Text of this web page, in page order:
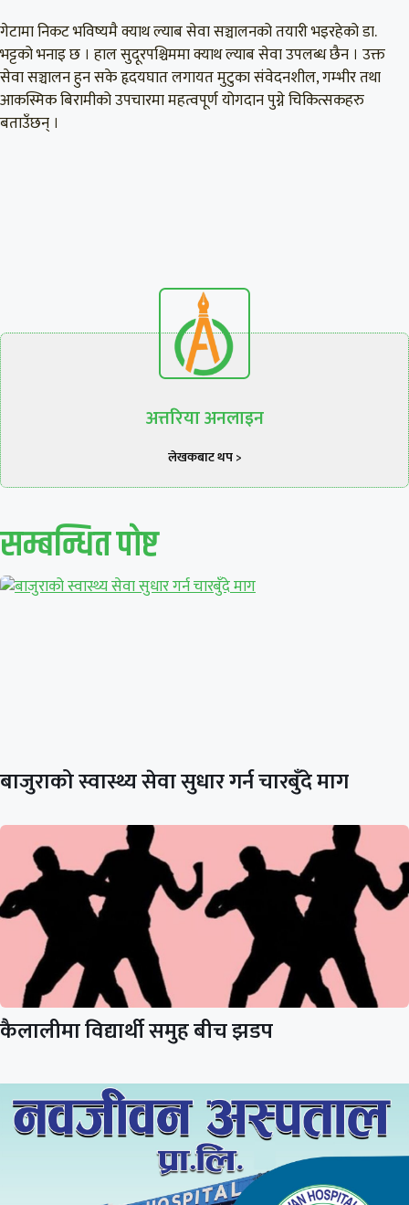
गेटामा निकट भविष्यमै क्याथ ल्याब सेवा सञ्चालनको तयारी भइरहेको डा.
भट्टको भनाइ छ । हाल सुदूरपश्चिममा क्याथ ल्याब सेवा उपलब्ध छैन । उक्त
सेवा सञ्चालन हुन सके हृदयघात लगायत मुटुका संवेदनशील, गम्भीर तथा
आकस्मिक बिरामीको उपचारमा महत्वपूर्ण योगदान पुग्ने चिकित्सकहरु
बताउँछन् ।
अत्तरिया अनलाइन
लेखकबाट थप >
सम्बन्धित पाेष्ट
बाजुराको स्वास्थ्य सेवा सुधार गर्न चारबुँदे माग
कैलालीमा विद्यार्थी समुह बीच झडप